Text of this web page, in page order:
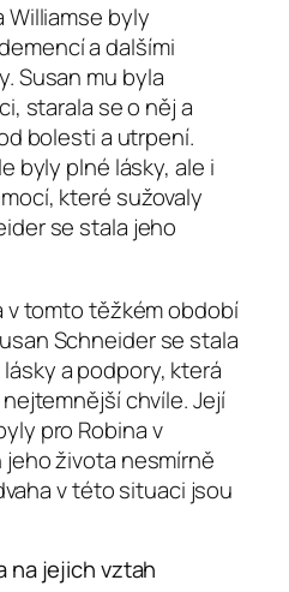
Williamse byly
a dalšími
Susan mu byla
starala se o něj a
bolesti a utrpení.
byly plné lásky, ale i
které sužovaly
se stala jeho
v tomto těžkém období
Schneider se stala
a podpory, která
chvíle. Její
pro Robina v
života nesmírně
v této situaci jsou
na jejich vztah